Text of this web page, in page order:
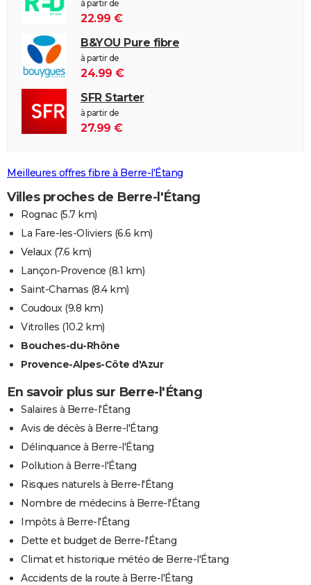
à partir de
22.99 €
B&YOU Pure fibre
à partir de
24.99 €
SFR Starter
à partir de
27.99 €
Meilleures offres fibre à Berre-l'Étang
Villes proches de Berre-l'Étang
Rognac(5.7 km)
La Fare-les-Oliviers (6.6 km)
Velaux (7.6 km)
Lançon-Provence (8.1 km)
Saint-Chamas (8.4 km)
Coudoux (9.8 km)
Vitrolles (10.2 km)
Bouches-du-Rhône
Provence-Alpes-Côte d'Azur
En savoir plus sur Berre-l'Étang
Salaires à Berre-l'Étang
Avis de décès à Berre-l'Étang
Délinquance à Berre-l'Étang
Pollution à Berre-l'Étang
Risques naturels à Berre-l'Étang
Nombre de médecins à Berre-l'Étang
Impôts à Berre-l'Étang
Dette et budget de Berre-l'Étang
Climat et historique météo de Berre-l'Étang
Accidents de la route à Berre-l'Étang